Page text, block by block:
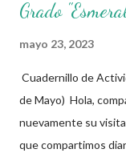
Grado
mayo 23, 2023
Cuadernillo de
de Mayo) Hola,
nuevamente su
que compartimos